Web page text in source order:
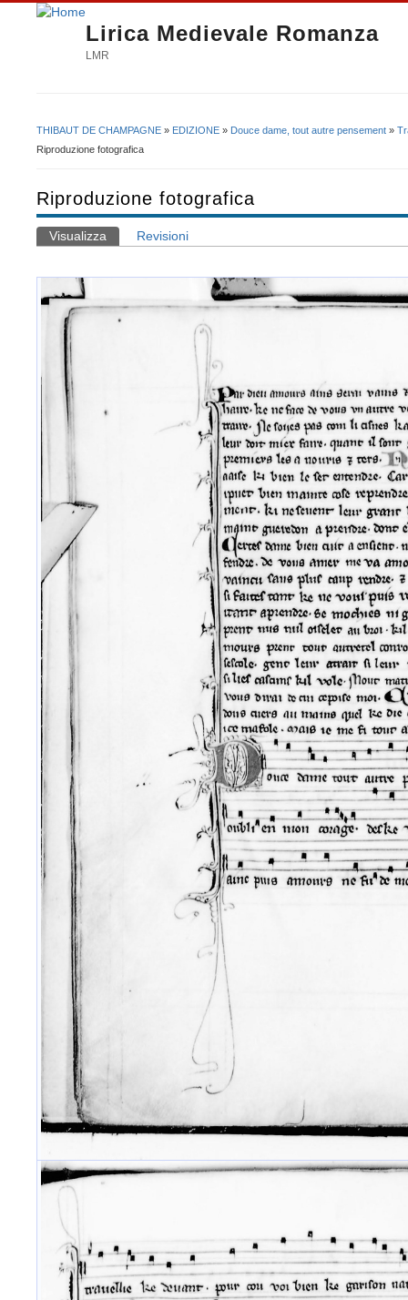
Lirica Medievale Romanza
LMR
Tu sei qui
THIBAUT DE CHAMPAGNE » EDIZIONE » Douce dame, tout autre pensement »
Riproduzione fotografica
Riproduzione fotografica
Schede primarie
Visualizza (scheda attiva)
Revisioni